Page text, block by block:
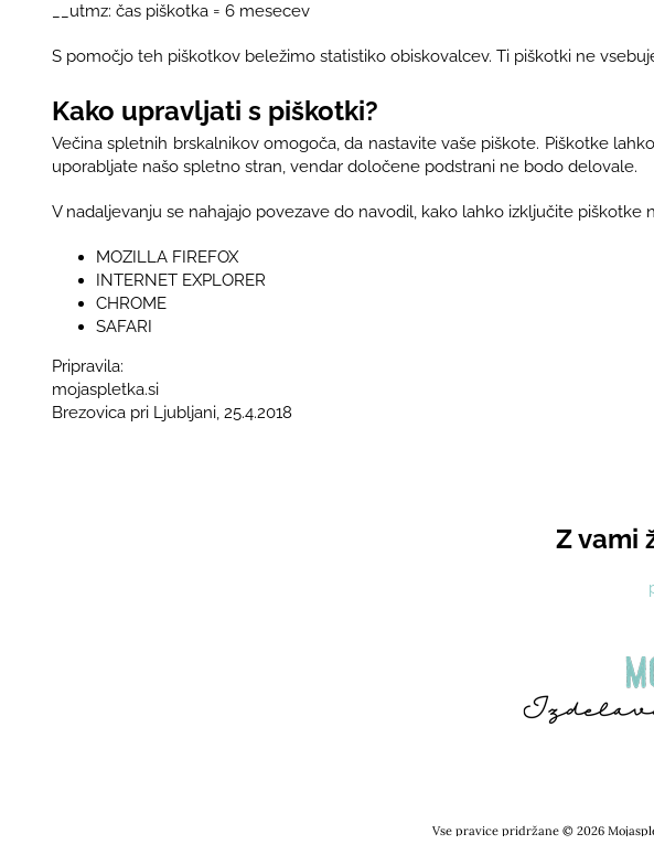
__utmz: čas piškotka = 6 mesecev
S pomočjo teh piškotkov beležimo statistiko obiskovalcev. Ti piškotki ne
Kako upravljati s piškotki?
Večina spletnih brskalnikov omogoča, da nastavite vaše piškote. Piškotke
uporabljate našo spletno stran, vendar določene podstrani ne bodo delovale.
V nadaljevanju se nahajajo povezave do navodil, kako lahko izključite piškotke
MOZILLA FIREFOX
INTERNET EXPLORER
CHROME
SAFARI
Pripravila:
mojaspletka.si
Brezovica pri Ljubljani, 25.4.2018
Z vami
Vse pravice pridržane © 2026